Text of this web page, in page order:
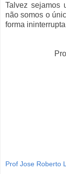
Talvez sejamos
não somos o
forma
Prof Jose Roberto